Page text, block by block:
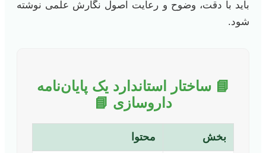
باید با دقت، وضوح و رعایت اصول نگارش علمی نوشته
شود.
📘 ساختار استاندارد یک پایان‌نامه
داروسازی 📘
بخش محتوا